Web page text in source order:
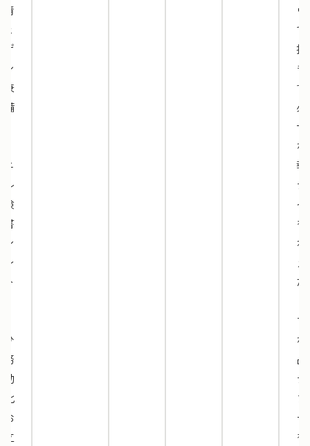
情
ザ
兼
備
ル
検
書
ひ
務
効
化
お
立
択
報
え